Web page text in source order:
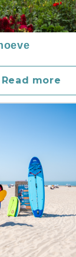
Read more